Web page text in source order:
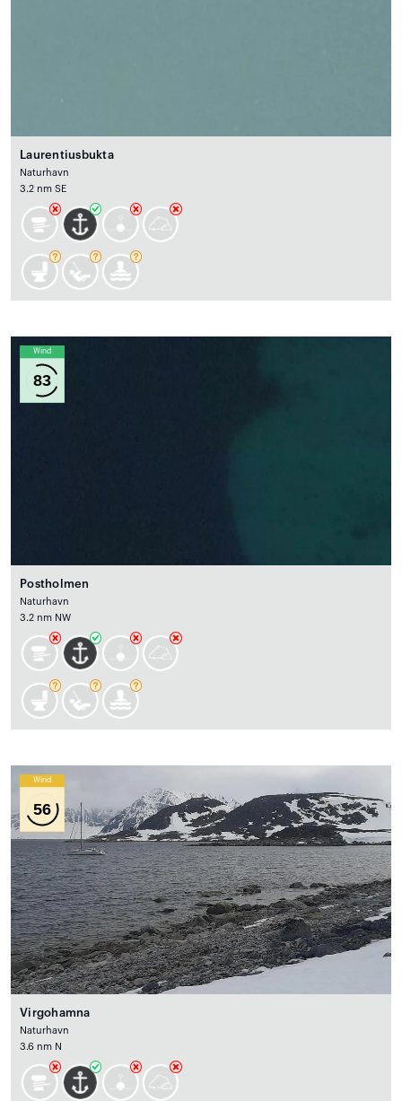
Laurentiusbukta
Naturhavn
3.2 nm SE
Wind
83
Postholmen
Naturhavn
3.2 nm NW
Wind
56
Virgohamna
Naturhavn
3.6 nm N